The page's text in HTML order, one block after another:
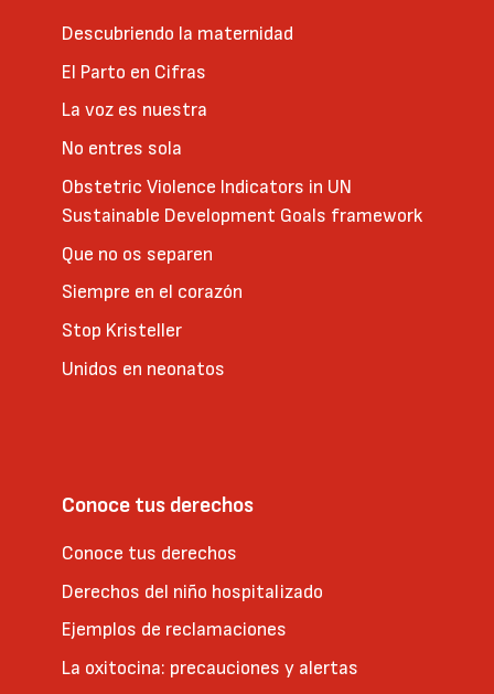
Descubriendo la maternidad
El Parto en Cifras
La voz es nuestra
No entres sola
Obstetric Violence Indicators in UN
Sustainable Development Goals framework
Que no os separen
Siempre en el corazón
Stop Kristeller
Unidos en neonatos
Conoce tus derechos
Conoce tus derechos
Derechos del niño hospitalizado
Ejemplos de reclamaciones
La oxitocina: precauciones y alertas